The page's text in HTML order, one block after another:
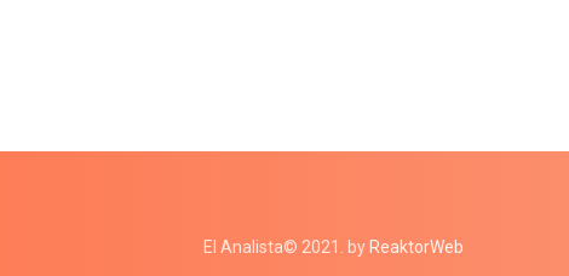
El Analista© 2021. by ReaktorWeb